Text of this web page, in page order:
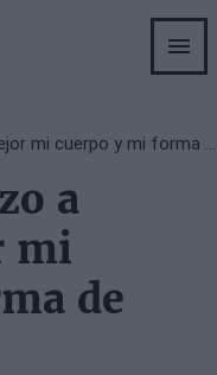
a
mi
de